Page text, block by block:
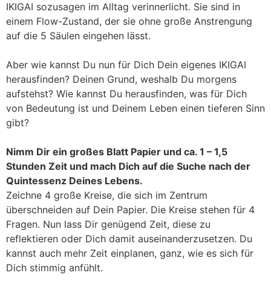
IKIGAI sozusagen im Alltag verinnerlicht. Sie sind in
einem Flow-Zustand, der sie ohne große Anstrengung
auf die 5 Säulen eingehen lässt.
Aber wie kannst Du nun für Dich Dein eigenes IKIGAI
herausfinden? Deinen Grund, weshalb Du morgens
aufstehst? Wie kannst Du herausfinden, was für Dich
von Bedeutung ist und Deinem Leben einen tieferen Sinn
gibt?
Nimm Dir ein großes Blatt Papier und ca. 1 – 1,5
Stunden Zeit und mach Dich auf die Suche nach der
Quintessenz Deines Lebens.
Zeichne 4 große Kreise, die sich im Zentrum
überschneiden auf Dein Papier. Die Kreise stehen für 4
Fragen. Nun lass Dir genügend Zeit, diese zu
reflektieren oder Dich damit auseinanderzusetzen. Du
kannst auch mehr Zeit einplanen, ganz, wie es sich für
Dich stimmig anfühlt.